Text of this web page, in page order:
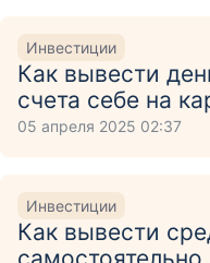
Инвестиции
Как вывести
счета себе на
05 апреля 2025 02:37
Инвестиции
Как вывести